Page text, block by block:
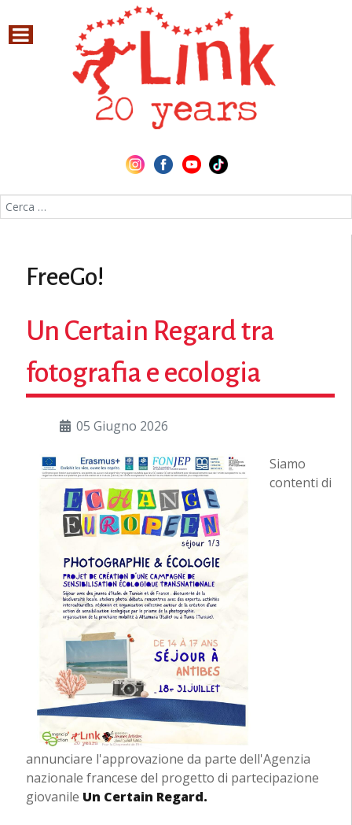
Cerca nel sito
FreeGo!
Un Certain Regard tra
fotografia e ecologia
05 Giugno 2026
Siamo
contenti di
annunciare l'approvazione da parte dell'Agenzia
nazionale francese del progetto di partecipazione
giovanile Un Certain Regard.